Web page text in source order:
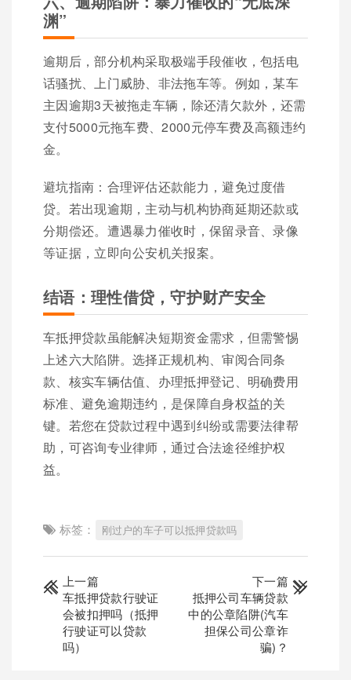
渊”
逾期后，部分机构采取极端手段催收，包括电
话骚扰、上门威胁、非法拖车等。例如，某车
主因逾期3天被拖走车辆，除还清欠款外，还需
支付5000元拖车费、2000元停车费及高额违约
金。
避坑指南：合理评估还款能力，避免过度借
贷。若出现逾期，主动与机构协商延期还款或
分期偿还。遭遇暴力催收时，保留录音、录像
等证据，立即向公安机关报案。
结语：理性借贷，守护财产安全
车抵押贷款虽能解决短期资金需求，但需警惕
上述六大陷阱。选择正规机构、审阅合同条
款、核实车辆估值、办理抵押登记、明确费用
标准、避免逾期违约，是保障自身权益的关
键。若您在贷款过程中遇到纠纷或需要法律帮
助，可咨询专业律师，通过合法途径维护权
益。
标签： 刚过户的车子可以抵押贷款吗
上一篇
车抵押贷款行驶证
会被扣押吗（抵押
行驶证可以贷款
吗）
下一篇
抵押公司车辆贷款
中的公章陷阱(汽车
担保公司公章诈
骗)？